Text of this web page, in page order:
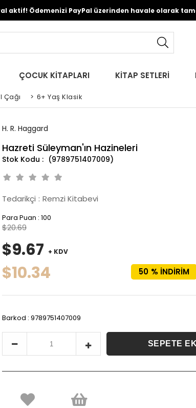
aktif! Ödemenizi PayPal üzerinden havale olarak
ÇOCUK KİTAPLARI KİTAP SETLERİ
Çağı > 6+ Yaş Klasik
H. R. Haggard
Hazreti Süleyman'ın Hazineleri
(9789751407009)
Tedarikçi : Remzi Kitabevi
Para Puan : 100
%
50 İNDIRIM
$20.69
$9.67 + KDV
$10.34
Barkod : 9789751407009